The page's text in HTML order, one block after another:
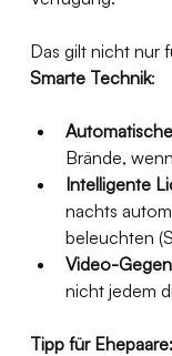
Das gilt nicht nur
Smarte Technik:
Brände,
Intelligente
nachts
beleuchten
Video-
nicht jedem
Tipp für Ehepaare: